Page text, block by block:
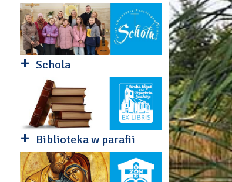
+ Schola
+ Biblioteka w parafii